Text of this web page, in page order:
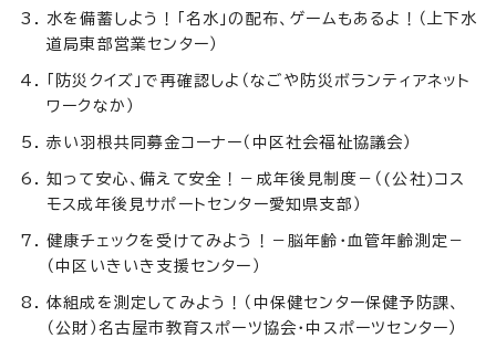
水を備蓄しよう！「名水」の配布、ゲームもあるよ！（上下水
道局東部営業センター）
「防災クイズ」で再確認しよ（なごや防災ボランティアネット
ワークなか）
赤い羽根共同募金コーナー（中区社会福祉協議会）
知って安心、備えて安全！－成年後見制度－（(公社)コス
モス成年後見サポートセンター愛知県支部）
健康チェックを受けてみよう！－脳年齢・血管年齢測定－
（中区いきいき支援センター）
体組成を測定してみよう！（中保健センター保健予防課、
（公財）名古屋市教育スポーツ協会・中スポーツセンター）